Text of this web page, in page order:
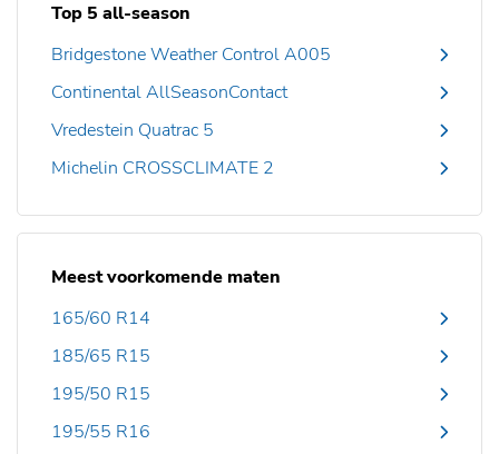
Top 5 all-season
Bridgestone Weather Control A005
Continental AllSeasonContact
Vredestein Quatrac 5
Michelin CROSSCLIMATE 2
Meest voorkomende maten
165/60 R14
185/65 R15
195/50 R15
195/55 R16